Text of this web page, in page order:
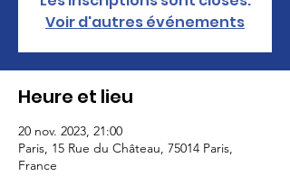
Voir d'autres événements
Heure et lieu
20 nov. 2023, 21:00
Paris, 15 Rue du Château, 75014 Paris,
France